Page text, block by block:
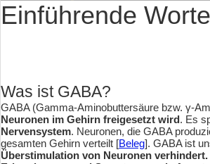
Einführende Worte
Was ist GABA?
GABA (Gamma-Aminobuttersäure bzw. γ-
Neuronen im Gehirn freigesetzt wird. Es
Nervensystem. Neuronen, die GABA
gesamten Gehirn verteilt [Beleg]. GABA ist
Überstimulation von Neuronen verhindert.